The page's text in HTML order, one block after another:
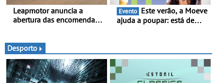
Leapmotor anuncia a
abertura das encomendas
dos crossovers urbanos
Evento
ajuda a poupar: está de
Desporto